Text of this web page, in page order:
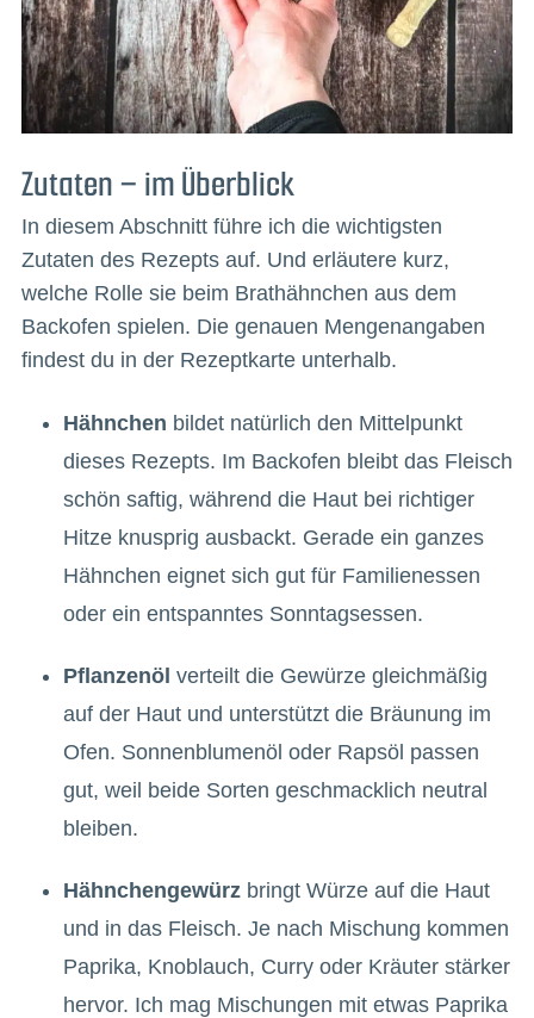
Zutaten – im Überblick
In diesem Abschnitt führe ich die wichtigsten
Zutaten des Rezepts auf. Und erläutere kurz,
welche Rolle sie beim Brathähnchen aus dem
Backofen spielen. Die genauen Mengenangaben
findest du in der Rezeptkarte unterhalb.
Hähnchen bildet natürlich den Mittelpunkt
dieses Rezepts. Im Backofen bleibt das Fleisch
schön saftig, während die Haut bei richtiger
Hitze knusprig ausbackt. Gerade ein ganzes
Hähnchen eignet sich gut für Familienessen
oder ein entspanntes Sonntagsessen.
Pflanzenöl verteilt die Gewürze gleichmäßig
auf der Haut und unterstützt die Bräunung im
Ofen. Sonnenblumenöl oder Rapsöl passen
gut, weil beide Sorten geschmacklich neutral
bleiben.
Hähnchengewürzbringt Würze auf die Haut
und in das Fleisch. Je nach Mischung kommen
Paprika, Knoblauch, Curry oder Kräuter stärker
hervor. Ich mag Mischungen mit etwas Paprika